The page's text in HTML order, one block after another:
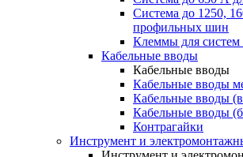
Система до 1250,
профильных шин
Клеммы для систем
Кабельные вводы
Кабельные вводы
Кабельные вводы
Кабельные вводы
Кабельные вводы
Контрагайки
Инструмент и